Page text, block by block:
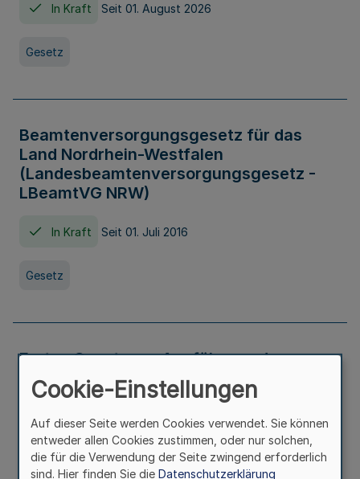
In Kraft Seit 01. August 2026
Gesetz
Beamtenversorgungsgesetz für das
Land Nordrhein-Westfalen
(Landesbeamtenversorgungsgesetz -
LBeamtVG NRW)
In Kraft Seit 01. Juli 2016
Gesetz
Erstes Gesetz zur Ausführung des
Kinder- und Jugendhilfegesetzes - AG -
KJHG -
In Kraft Seit 01. Januar 1991
Cookie-Einstellungen
Auf dieser Seite werden Cookies verwendet. Sie können
entweder allen Cookies zustimmen, oder nur solchen,
die für die Verwendung der Seite zwingend erforderlich
sind. Hier finden Sie die Datenschutzerklärung